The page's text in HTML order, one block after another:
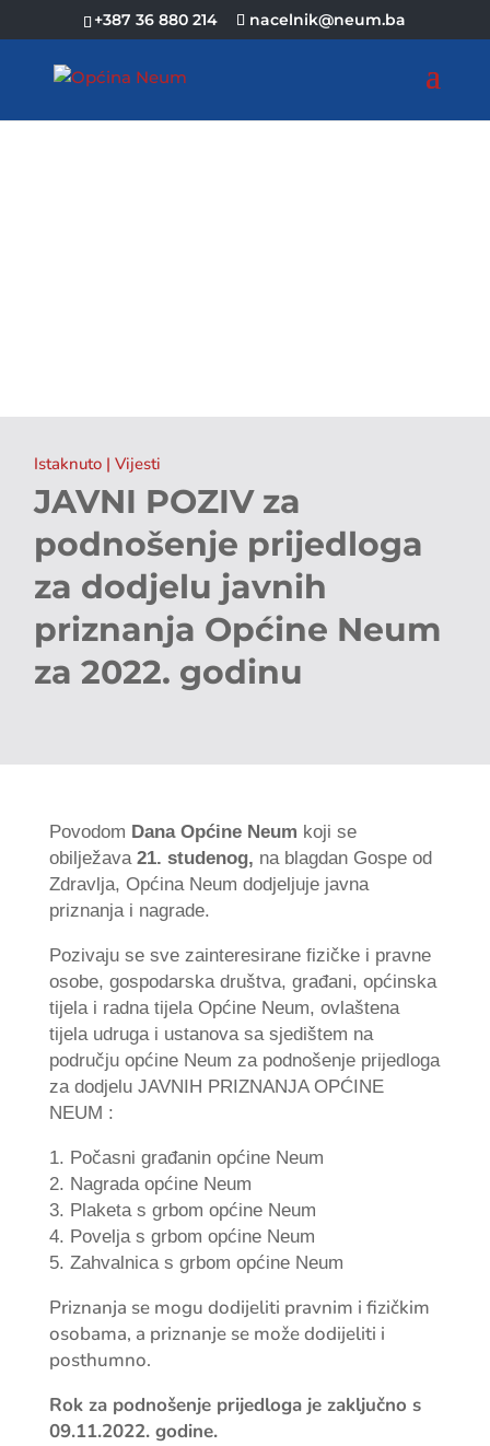
+387 36 880 214 nacelnik@neum.ba
Istaknuto |Vijesti
JAVNI POZIV za
podnošenje prijedloga
za dodjelu javnih
priznanja Općine Neum
za 2022. godinu
Povodom Dana Općine Neum koji se
obilježava 21. studenog, na blagdan Gospe od
Zdravlja, Općina Neum dodjeljuje javna
priznanja i nagrade.
Pozivaju se sve zainteresirane fizičke i pravne
osobe, gospodarska društva, građani, općinska
tijela i radna tijela Općine Neum, ovlaštena
tijela udruga i ustanova sa sjedištem na
području općine Neum za podnošenje prijedloga
za dodjelu JAVNIH PRIZNANJA OPĆINE
NEUM :
1. Počasni građanin općine Neum
2. Nagrada općine Neum
3. Plaketa s grbom općine Neum
4. Povelja s grbom općine Neum
5. Zahvalnica s grbom općine Neum
Priznanja se mogu dodijeliti pravnim i fizičkim
osobama, a priznanje se može dodijeliti i
posthumno.
Rok za podnošenje prijedloga je zaključno s
09.11.2022. godine.